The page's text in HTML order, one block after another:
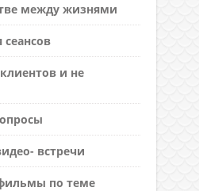
между жизнями
сеансов
и не
встречи
по теме